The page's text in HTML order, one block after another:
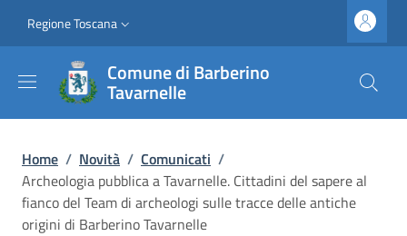
Slim top
Regione Toscana
Comune di Barberino
Tavarnelle
Briciole di pane
Home / Novità / Comunicati /
Archeologia pubblica a Tavarnelle. Cittadini del sapere al
fianco del Team di archeologi sulle tracce delle antiche
origini di Barberino Tavarnelle